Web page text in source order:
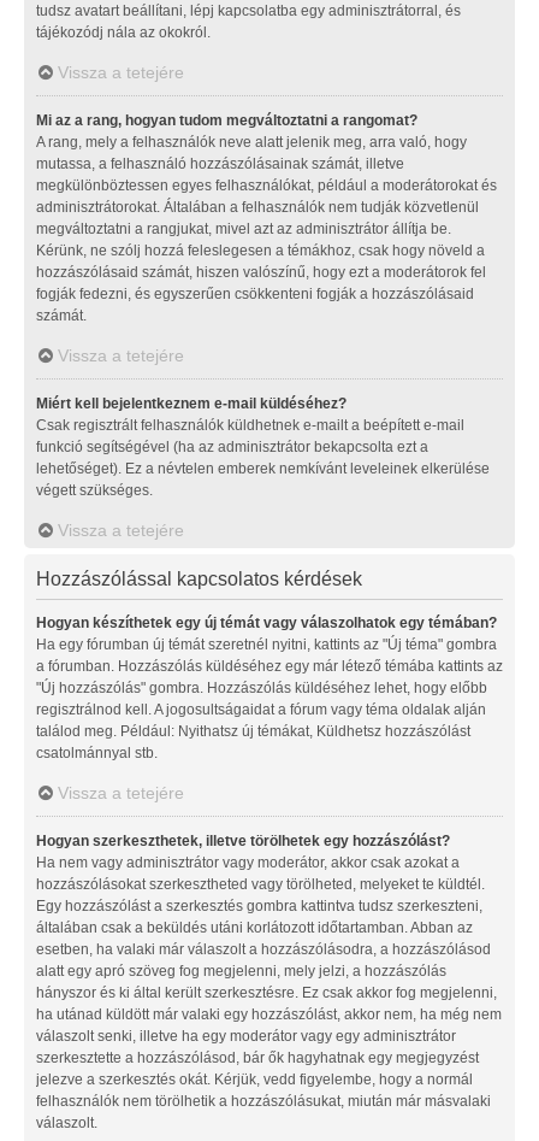
tudsz avatart beállítani, lépj kapcsolatba egy adminisztrátorral, és
tájékozódj nála az okokról.
Vissza a tetejére
Mi az a rang, hogyan tudom megváltoztatni a rangomat?
A rang, mely a felhasználók neve alatt jelenik meg, arra való, hogy
mutassa, a felhasználó hozzászólásainak számát, illetve
megkülönböztessen egyes felhasználókat, például a moderátorokat és
adminisztrátorokat. Általában a felhasználók nem tudják közvetlenül
megváltoztatni a rangjukat, mivel azt az adminisztrátor állítja be.
Kérünk, ne szólj hozzá feleslegesen a témákhoz, csak hogy növeld a
hozzászólásaid számát, hiszen valószínű, hogy ezt a moderátorok fel
fogják fedezni, és egyszerűen csökkenteni fogják a hozzászólásaid
számát.
Vissza a tetejére
Miért kell bejelentkeznem e-mail küldéséhez?
Csak regisztrált felhasználók küldhetnek e-mailt a beépített e-mail
funkció segítségével (ha az adminisztrátor bekapcsolta ezt a
lehetőséget). Ez a névtelen emberek nemkívánt leveleinek elkerülése
végett szükséges.
Vissza a tetejére
Hozzászólással kapcsolatos kérdések
Hogyan készíthetek egy új témát vagy válaszolhatok egy témában?
Ha egy fórumban új témát szeretnél nyitni, kattints az "Új téma" gombra
a fórumban. Hozzászólás küldéséhez egy már létező témába kattints az
"Új hozzászólás" gombra. Hozzászólás küldéséhez lehet, hogy előbb
regisztrálnod kell. A jogosultságaidat a fórum vagy téma oldalak alján
találod meg. Például: Nyithatsz új témákat, Küldhetsz hozzászólást
csatolmánnyal stb.
Vissza a tetejére
Hogyan szerkeszthetek, illetve törölhetek egy hozzászólást?
Ha nem vagy adminisztrátor vagy moderátor, akkor csak azokat a
hozzászólásokat szerkesztheted vagy törölheted, melyeket te küldtél.
Egy hozzászólást a szerkesztés gombra kattintva tudsz szerkeszteni,
általában csak a beküldés utáni korlátozott időtartamban. Abban az
esetben, ha valaki már válaszolt a hozzászólásodra, a hozzászólásod
alatt egy apró szöveg fog megjelenni, mely jelzi, a hozzászólás
hányszor és ki által került szerkesztésre. Ez csak akkor fog megjelenni,
ha utánad küldött már valaki egy hozzászólást, akkor nem, ha még nem
válaszolt senki, illetve ha egy moderátor vagy egy adminisztrátor
szerkesztette a hozzászólásod, bár ők hagyhatnak egy megjegyzést
jelezve a szerkesztés okát. Kérjük, vedd figyelembe, hogy a normál
felhasználók nem törölhetik a hozzászólásukat, miután már másvalaki
válaszolt.